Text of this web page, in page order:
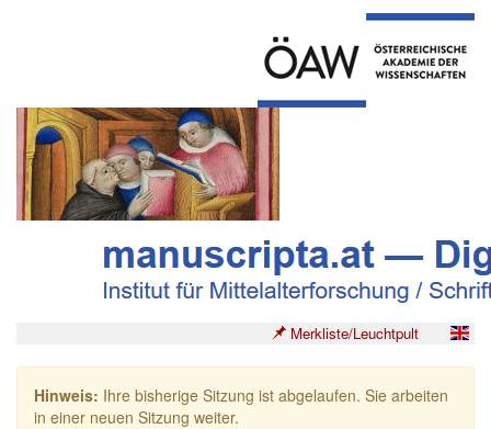
Merkliste/Leuchtpult
Hinweis: Ihre bisherige Sitzung ist abgelaufen. Sie arbeiten
in einer neuen Sitzung weiter.